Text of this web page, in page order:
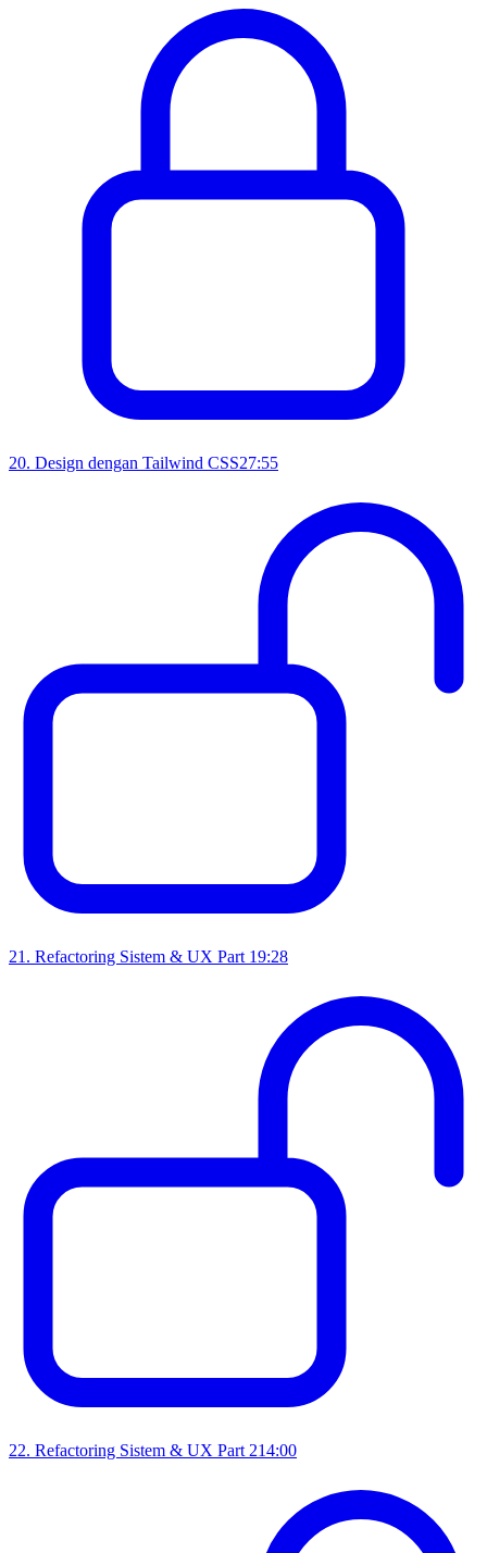
20. Design dengan Tailwind CSS27:55
21 . Refactoring Sistem & UX Part 19:28
22. Refactoring Sistem & UX Part 214:00